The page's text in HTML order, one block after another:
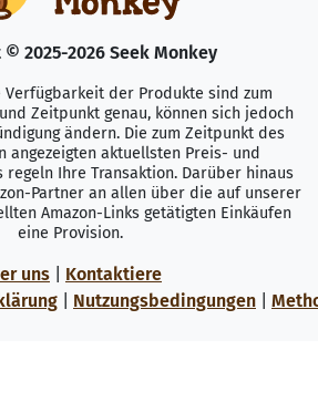
2025-2026 Seek Monkey
Verfügbarkeit der Produkte sind zum
Zeitpunkt genau, können sich jedoch
ändern. Die zum Zeitpunkt des
angezeigten aktuellsten Preis- und
Ihre Transaktion. Darüber hinaus
Partner an allen über die auf unserer
Amazon-Links getätigten Einkäufen
eine Provision.
uns
Kontaktiere
Nutzungsbedingungen